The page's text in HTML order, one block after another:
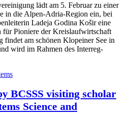
lädt am 5. Februar zu einer
in die Alpen-Adria-Region ein, bei
Ladeja Godina Košir eine
Pioniere der Kreislaufwirtschaft
findet am schönen Klopeiner See in
wird im Rahmen des Interreg-
BCSSS visiting scholar
Science and